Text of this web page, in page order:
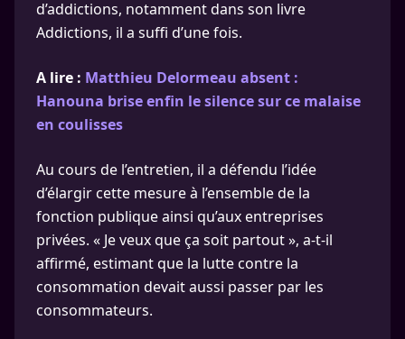
d’addictions, notamment dans son livre
Addictions, il a suffi d’une fois.
A lire : Matthieu Delormeau absent :
Hanouna brise enfin le silence sur ce malaise
en coulisses
Au cours de l’entretien, il a défendu l’idée
d’élargir cette mesure à l’ensemble de la
fonction publique ainsi qu’aux entreprises
privées. « Je veux que ça soit partout », a-t-il
affirmé, estimant que la lutte contre la
consommation devait aussi passer par les
consommateurs.